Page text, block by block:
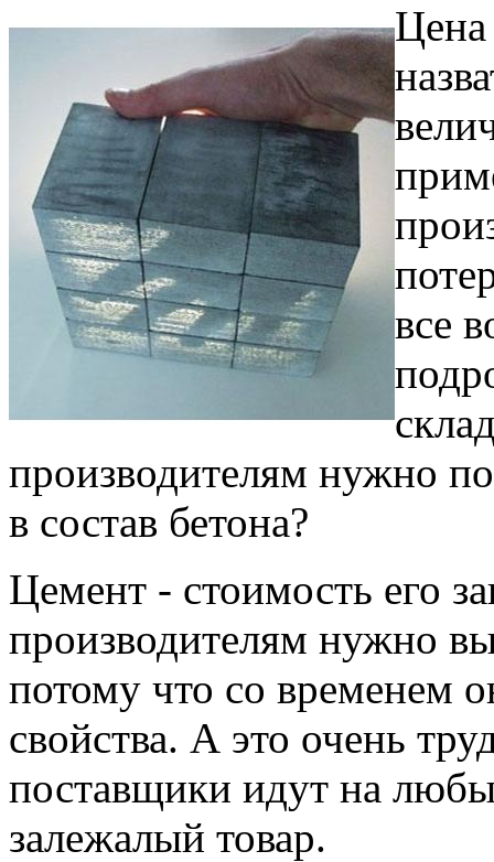
Цена
все
производителям нужно
в состав бетона?
Цемент - стоимость его
производителям нужно
потому что со временем
свойства. А это очень
поставщики идут на
залежалый товар.